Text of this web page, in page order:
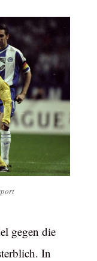
gegen die
In